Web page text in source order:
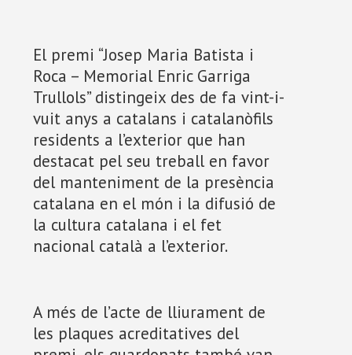
El premi “Josep Maria Batista i
Roca – Memorial Enric Garriga
Trullols” distingeix des de fa vint-i-
vuit anys a catalans i catalanòfils
residents a l’exterior que han
destacat pel seu treball en favor
del manteniment de la presència
catalana en el món i la difusió de
la cultura catalana i el fet
nacional català a l’exterior.
A més de l’acte de lliurament de
les plaques acreditatives del